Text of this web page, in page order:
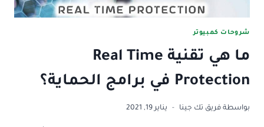
شروحات كمبيوتر
ما هي تقنية Real Time
Protection في برامج الحماية؟
بواسطة فريق تك جينا يناير 19, 2021